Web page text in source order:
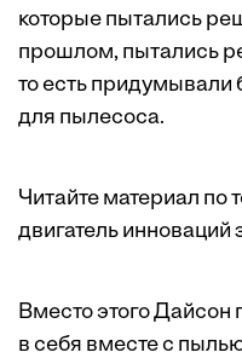
которые пытались
прошлом, пытались
то есть
для пылесоса.
Читайте материал по
двигатель инноваций
Вместо этого Дайсон
в себя вместе с